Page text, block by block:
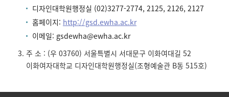
디자인대학원행정실 (02)3277-2774, 2125, 2126, 2127
홈페이지: http://gsd.ewha.ac.kr
이메일: gsdewha@ewha.ac.kr
주 소 : (우 03760) 서울특별시 서대문구 이화여대길 52
이화여자대학교 디자인대학원행정실(조형예술관 B동 515호)